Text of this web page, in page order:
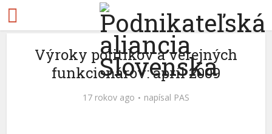
Výroky politikov a verejných
funkcionárov: apríl 2009
17 rokov ago napísal PAS